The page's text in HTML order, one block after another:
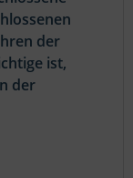
der
ist,
der